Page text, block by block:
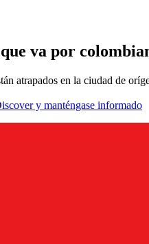
va por
atrapados en la ciudad de
y manténgase informado